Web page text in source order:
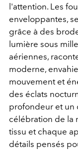
l'attention. Les
enveloppantes,
grâce à des
lumière sous
aériennes,
moderne,
mouvement et
des éclats
profondeur et un
célébration de la
tissu et chaque
détails pensés